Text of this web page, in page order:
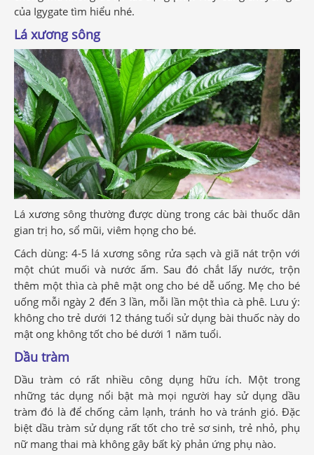
của Igygate tìm hiểu nhé.
Lá xương sông
Lá xương sông thường được dùng trong các bài thuốc dân
gian trị ho, sổ mũi, viêm họng cho bé.
Cách dùng: 4-5 lá xương sông rửa sạch và giã nát trộn với
một chút muối và nước ấm. Sau đó chắt lấy nước, trộn
thêm một thìa cà phê mật ong cho bé dễ uống. Mẹ cho bé
uống mỗi ngày 2 đến 3 lần, mỗi lần một thìa cà phê. Lưu ý:
không cho trẻ dưới 12 tháng tuổi sử dụng bài thuốc này do
mật ong không tốt cho bé dưới 1 năm tuổi.
Dầu tràm
Dầu tràm có rất nhiều công dụng hữu ích. Một trong
những tác dụng nổi bật mà mọi người hay sử dụng dầu
tràm đó là để chống cảm lạnh, tránh ho và tránh gió. Đặc
biệt dầu tràm sử dụng rất tốt cho trẻ sơ sinh, trẻ nhỏ, phụ
nữ mang thai mà không gây bất kỳ phản ứng phụ nào.